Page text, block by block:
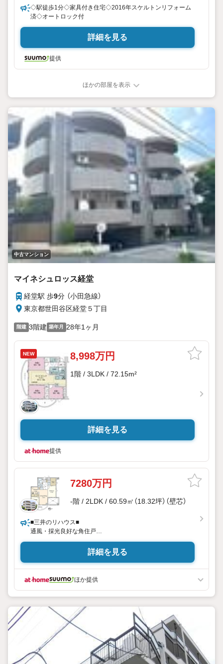
◇駅徒歩1分◇家具付き住宅◇2016年スケルトンリフォーム
済◇オートロック付
詳細を見る
提供
ほかの部屋を表示
中古マンション
マイネシュロッス経堂
経堂駅 歩9分 （小田急線）
東京都世田谷区経堂５丁目
階建 3階建 築年月 28年1ヶ月
NEW 8,998万円
1階 / 3LDK / 72.15m²
詳細を見る
提供
7280万円
-階 / 2LDK / 60.59㎡（18.32坪）（壁芯）
■三井のリハウス■
通風・採光良好な角住戸
スーパーまで徒歩3分の立地
詳細を見る
ほか提供